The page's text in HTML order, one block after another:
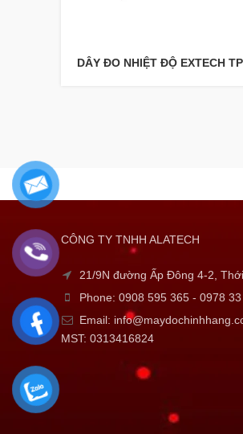
DÂY ĐO NHIỆT ĐỘ EXTECH
CÔNG TY TNHH ALATECH
21/9N đường Ấp Đông 4-2,
Phone: 0908 595 365 - 0978
Email:
MST: 0313416824